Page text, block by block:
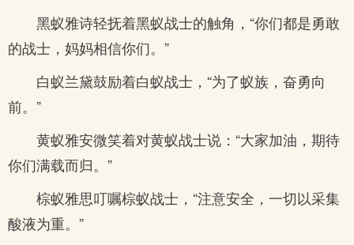
黑蚁雅诗轻抚着黑蚁战士的触角，“你们都是勇敢
的战士，妈妈相信你们。”
白蚁兰黛鼓励着白蚁战士，“为了蚁族，奋勇向
前。”
黄蚁雅安微笑着对黄蚁战士说：“大家加油，期待
你们满载而归。”
棕蚁雅思叮嘱棕蚁战士，“注意安全，一切以采集
酸液为重。”